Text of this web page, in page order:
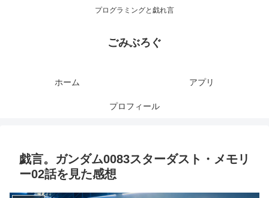
プログラミングと戯れ言
ごみぶろぐ
ホーム アプリ
プロフィール
戯言。ガンダム0083スターダスト・メモリ
ー02話を見た感想